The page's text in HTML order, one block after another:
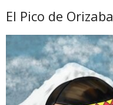
El Pico de Orizaba